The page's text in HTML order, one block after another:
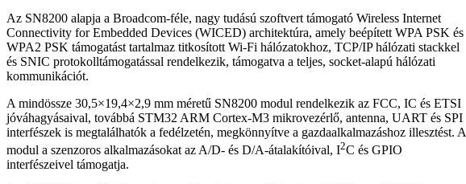
Az SN8200 alapja a Broadcom-féle, nagy tudású szoftvert támogató Wireless Internet
Connectivity for Embedded Devices (WICED) architektúra, amely beépített WPA PSK és
WPA2 PSK támogatást tartalmaz titkosított Wi-Fi hálózatokhoz, TCP/IP hálózati stackkel
és SNIC protokolltámogatással rendelkezik, támogatva a teljes, socket-alapú hálózati
kommunikációt.
A mindössze 30,5×19,4×2,9 mm méretű SN8200 modul rendelkezik az FCC, IC és ETSI
jóváhagyásaival, továbbá STM32 ARM Cortex-M3 mikrovezérlő, antenna, UART és SPI
interfészek is megtalálhatók a fedélzetén, megkönnyítve a gazdaalkalmazáshoz illesztést. A
modul a szenzoros alkalmazásokat az A/D- és D/A-átalakítóival, I2C és GPIO
interfészeivel támogatja.